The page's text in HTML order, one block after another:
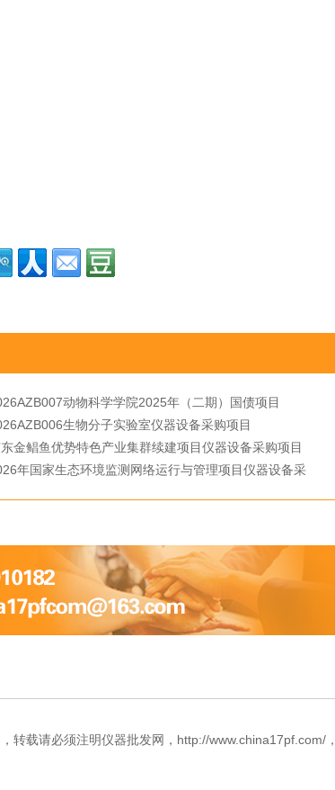
动物科学学院2025年（二期）国债项目
生物分子实验室仪器设备采购项目
金鲳鱼优势特色产业集群续建项目仪器设备采购项目
年国家生态环境监测网络运行与管理项目仪器设备采
转载请必须注明仪器批发网，http://www.china17pf.com/